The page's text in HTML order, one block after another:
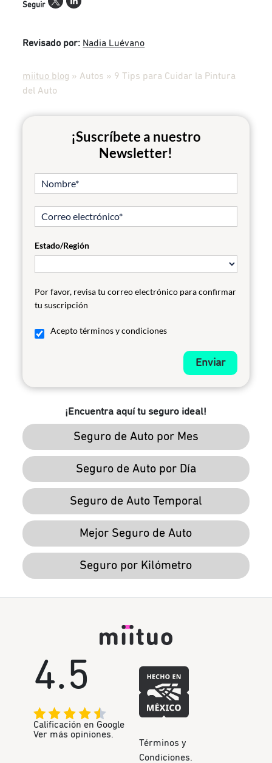
Seguir
Revisado por: Nadia Luévano
miituo blog » Autos » 9 Tips para Cuidar la Pintura
del Auto
¡Suscríbete a nuestro
Newsletter!
Estado/Región
Por favor, revisa tu correo electrónico para confirmar
tu suscripción
Acepto términos y condiciones
Enviar
¡Encuentra aquí tu seguro ideal!
Seguro de Auto por Mes
Seguro de Auto por Día
Seguro de Auto Temporal
Mejor Seguro de Auto
Seguro por Kilómetro
4.5
Calificación en Google
Ver más opiniones.
Términos y
Condiciones.